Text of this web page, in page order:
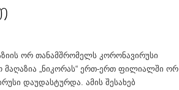
ორ თანამშრომელს კორონავირუსი
მაღაზია „ნიკორას“ ერთ-ერთ ფილიალში ორ
დაუდასტურდა. ამის შესახებ